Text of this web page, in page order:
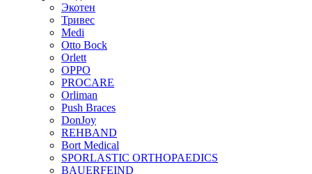
Экотен
Тривес
Medi
Otto Bock
Orlett
OPPO
PROCARE
Orliman
Push Braces
DonJoy
REHBAND
Bort Medical
SPORLASTIC ORTHOPAEDICS
BAUERFEIND